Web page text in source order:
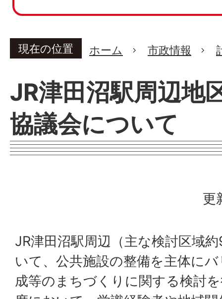
現在の位置 ホーム 市政情報
JR津田沼駅周辺地
協議会について
更
JR津田沼駅周辺（主な検討区域
いて、公共施設の整備を主体に
成等のまちづくりに関する検討